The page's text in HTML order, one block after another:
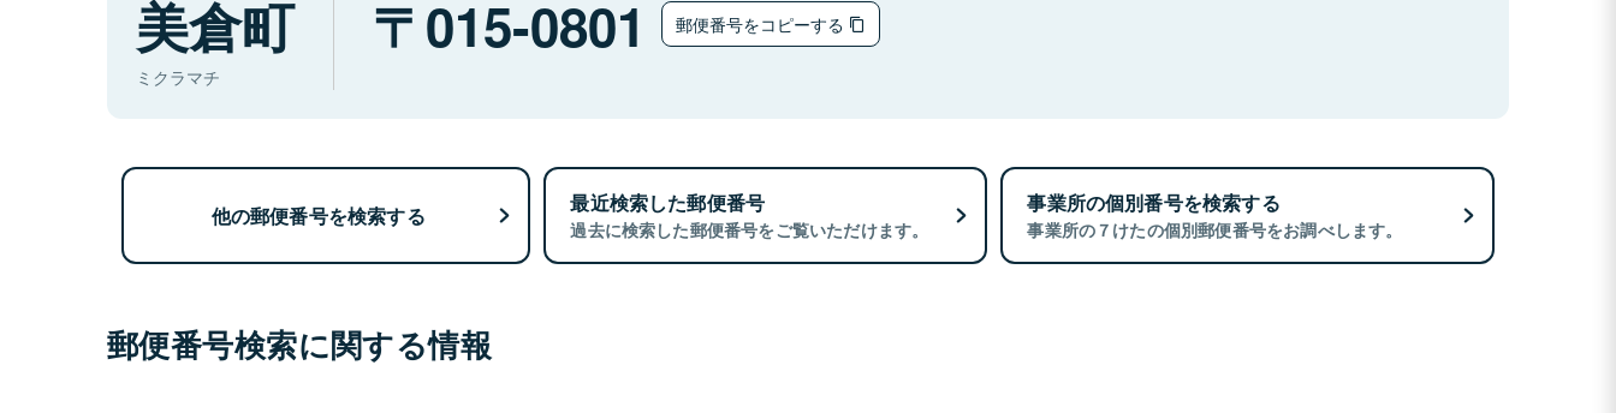
美倉町
ミクラマチ
015-0801 郵便番号をコピーする
他の郵便番号を検索する 最近検索した郵便番号
過去に検索した郵便番号をご覧いただけます。
事業所の個別番号を検索する
事業所の７けたの個別郵便番号をお調べします。
郵便番号検索に関する情報